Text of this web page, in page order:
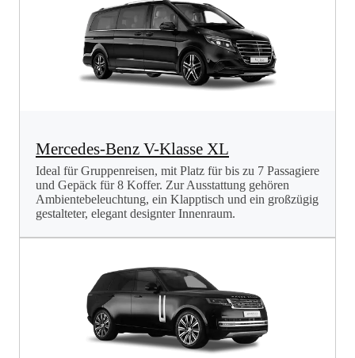
Mercedes-Benz V-Klasse XL
Ideal für Gruppenreisen, mit Platz für bis zu 7 Passagiere
und Gepäck für 8 Koffer. Zur Ausstattung gehören
Ambientebeleuchtung, ein Klapptisch und ein großzügig
gestalteter, elegant designter Innenraum.